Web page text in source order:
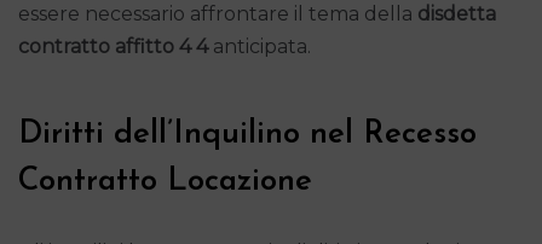
essere necessario affrontare il tema della disdetta
contratto affitto 4 4anticipata.
Diritti dell’Inquilino nel Recesso
Contratto Locazione